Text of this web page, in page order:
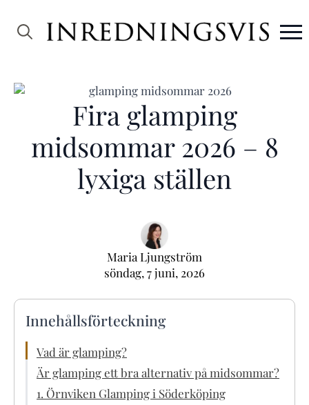
Fira glamping
midsommar 2026 – 8
lyxiga ställen
Maria Ljungström
söndag, 7 juni, 2026
Innehållsförteckning
Vad är glamping?
Är glamping ett bra alternativ på midsommar?
1. Örnviken Glamping i Söderköping